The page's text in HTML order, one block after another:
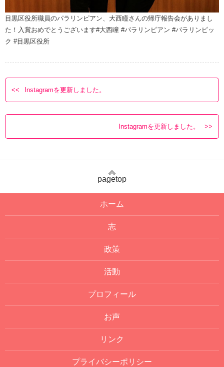
目黒区役所職員のパラリンピアン、大西瞳さんの帰庁報告会がありまし
た！入賞おめでとうございます#大西瞳 #パラリンピアン #パラリンピッ
ク #目黒区役所
Instagramを更新しました。
Instagramを更新しました。
pagetop
ホーム
志
政策
活動
プロフィール
お声
リンク
プライバシーポリシー